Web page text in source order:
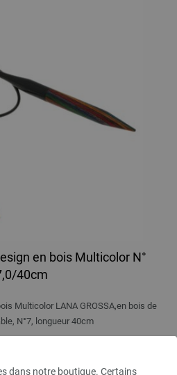
dans notre boutique. Certains
en bois Multicolor N°
40cm
Multicolor LANA GROSSA,en bois de
N°7, longueur 40cm